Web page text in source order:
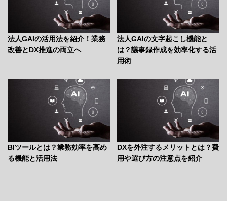
法人GAIの活用法を紹介！業務
改善とDX推進の両立へ
法人GAIの文字起こし機能と
は？議事録作成を効率化する活
用術
BIツールとは？業務効率を高め
る機能と活用法
DXを外注するメリットとは？費
用や選び方の注意点を紹介